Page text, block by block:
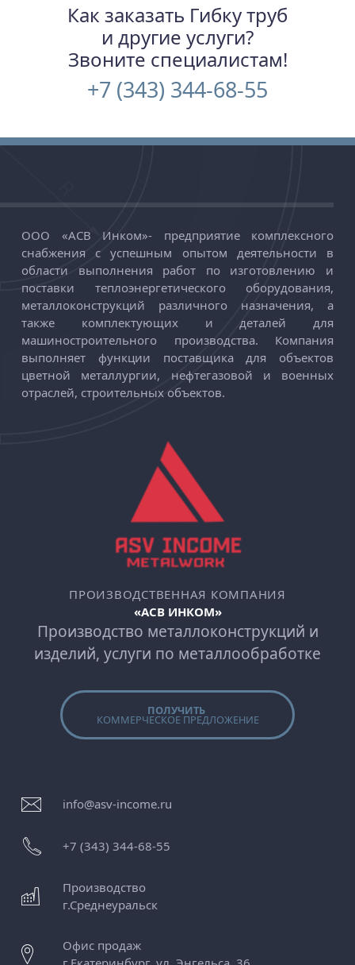
Как заказать Гибку труб
и другие услуги?
Звоните специалистам!
+7 (343) 344-68-55
ООО «АСВ Инком»- предприятие комплексного
снабжения с успешным опытом деятельности в
области выполнения работ по изготовлению и
поставки теплоэнергетического оборудования,
металлоконструкций различного назначения, а
также комплектующих и деталей для
машиностроительного производства. Компания
выполняет функции поставщика для объектов
цветной металлургии, нефтегазовой и военных
отраслей, строительных объектов.
ПРОИЗВОДСТВЕННАЯ КОМПАНИЯ
«АСВ ИНКОМ»
Производство металлоконструкций и
изделий, услуги по металлообработке
ПОЛУЧИТЬ
КОММЕРЧЕСКОЕ ПРЕДЛОЖЕНИЕ
info@asv-income.ru
+7 (343) 344-68-55
Производство
г.Среднеуральск
Офис продаж